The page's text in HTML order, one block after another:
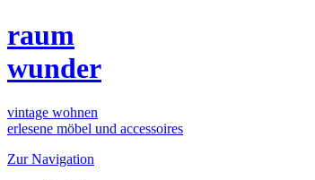
raum
wunder
vintage wohnen
erlesene möbel und accessoires
Zur Navigation